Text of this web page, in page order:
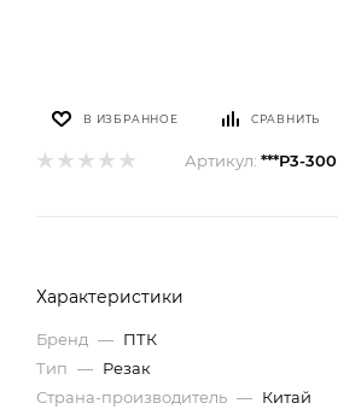
В ИЗБРАННОЕ СРАВНИТЬ
Артикул: ***Р3-300
Характеристики
Бренд — ПТК
Тип — Резак
Страна-производитель — Китай